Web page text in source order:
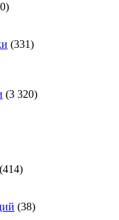
(331)
(3 320)
(414)
(38)